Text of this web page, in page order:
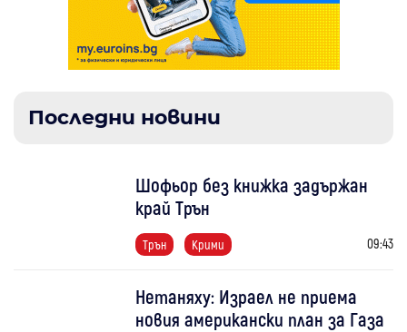
Последни новини
Шофьор без книжка задържан
край Трън
Трън Крими 09:43
Нетаняху: Израел не приема
новия американски план за Газа